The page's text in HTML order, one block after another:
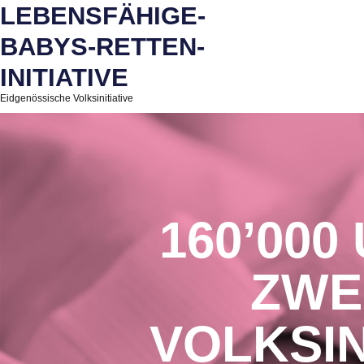
LEBENSFÄHIGE-
BABYS-RETTEN-
INITIATIVE
Eidgenössische Volksinitiative